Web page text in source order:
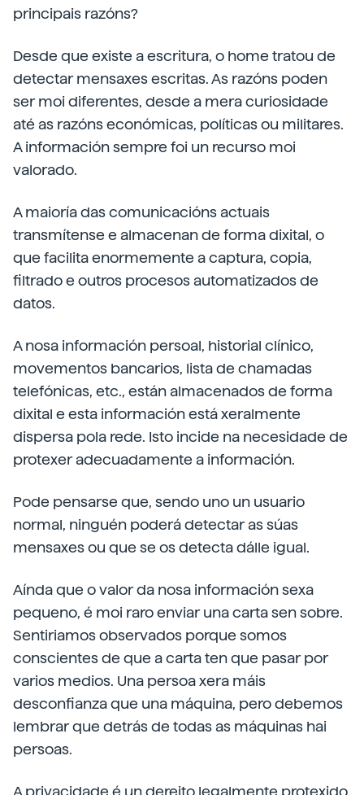
principais razóns?
Desde que existe a escritura, o home tratou de
detectar mensaxes escritas. As razóns poden
ser moi diferentes, desde a mera curiosidade
até as razóns económicas, políticas ou militares.
A información sempre foi un recurso moi
valorado.
A maioría das comunicacións actuais
transmítense e almacenan de forma dixital, o
que facilita enormemente a captura, copia,
filtrado e outros procesos automatizados de
datos.
A nosa información persoal, historial clínico,
movementos bancarios, lista de chamadas
telefónicas, etc., están almacenados de forma
dixital e esta información está xeralmente
dispersa pola rede. Isto incide na necesidade de
protexer adecuadamente a información.
Pode pensarse que, sendo uno un usuario
normal, ninguén poderá detectar as súas
mensaxes ou que se os detecta dálle igual.
Aínda que o valor da nosa información sexa
pequeno, é moi raro enviar una carta sen sobre.
Sentiriamos observados porque somos
conscientes de que a carta ten que pasar por
varios medios. Una persoa xera máis
desconfianza que una máquina, pero debemos
lembrar que detrás de todas as máquinas hai
persoas.
A privacidade é un dereito legalmente protexido